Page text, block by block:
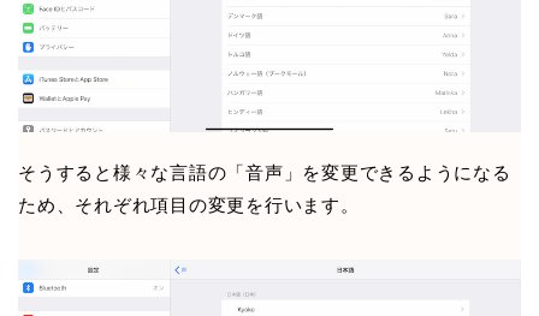
そうすると様々な言語の「音声」を変更できるようになる
ため、それぞれ項目の変更を行います。